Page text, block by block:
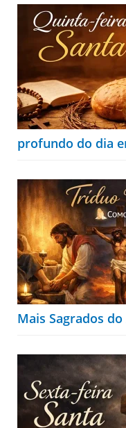
profundo do dia
Mais Sagrados